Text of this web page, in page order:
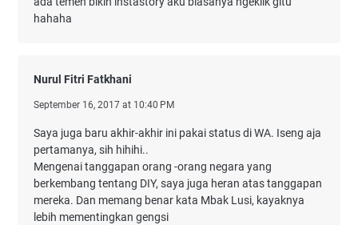
hahaha
Nurul Fitri Fatkhani
September 16, 2017 at 10:40 PM
Saya juga baru akhir-akhir ini pakai status di WA. Iseng aja
pertamanya, sih hihihi..
Mengenai tanggapan orang -orang negara yang
berkembang tentang DIY, saya juga heran atas tanggapan
mereka. Dan memang benar kata Mbak Lusi, kayaknya
lebih mementingkan gengsi